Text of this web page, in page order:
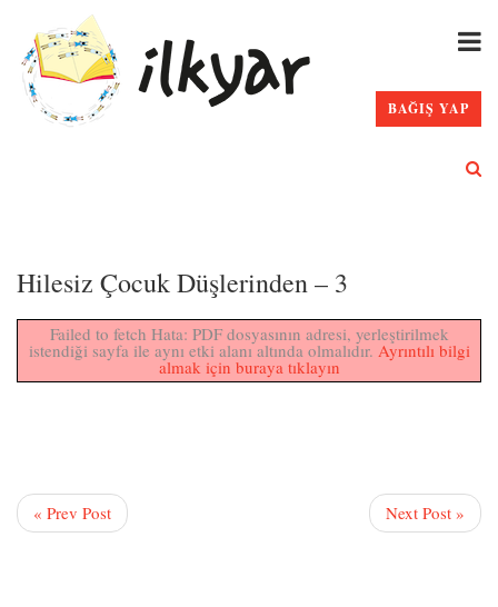
BAĞIŞ YAP
Hilesiz Çocuk Düşlerinden – 3
Failed to fetch Hata: PDF dosyasının adresi, yerleştirilmek
istendiği sayfa ile aynı etki alanı altında olmalıdır. Ayrıntılı bilgi
almak için buraya tıklayın
« Prev Post Next Post »